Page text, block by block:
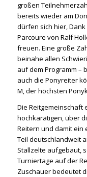
großen
bereits wieder am
dürfen sich hier,
Parcoure von Ralf
freuen. Eine große
beinahe allen
auf dem Programm –
auch die Ponyreiter
M, der höchsten
Die Reitgemeinschaft
hochkarätigen, über
Reitern und damit ein
Teil deutschlandweit
Stallzelte aufgebaut,
Turniertage auf der
Zuschauer bedeutet